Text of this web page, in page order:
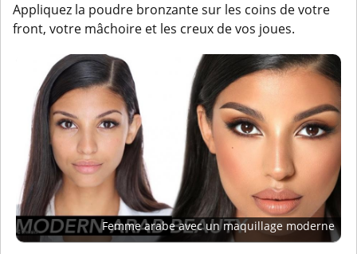
Appliquez la poudre bronzante sur les coins de votre
front, votre mâchoire et les creux de vos joues.
Femme arabe avec un maquillage moderne